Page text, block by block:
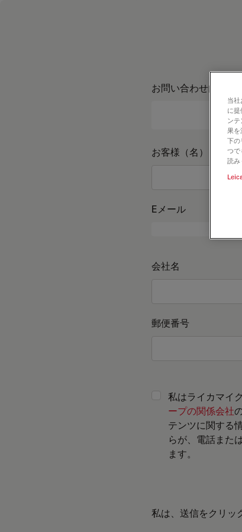
お問い合わせ内容
お客様（名）
Eメール
会社名
郵便番号
私はライカマイ
ープの関係会社
テンツに関する
らが、電話また
ます。
私は、送信をクリッ
当
に
ン
果を
下の
つで
読み